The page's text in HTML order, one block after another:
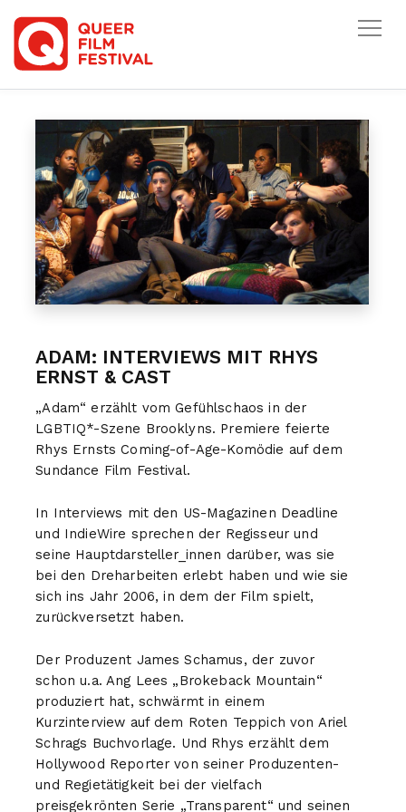
ADAM: INTERVIEWS MIT RHYS
ERNST & CAST
„Adam“ erzählt vom Gefühlschaos in der
LGBTIQ*-Szene Brooklyns. Premiere feierte
Rhys Ernsts Coming-of-Age-Komödie auf dem
Sundance Film Festival.
In Interviews mit den US-Magazinen Deadline
und IndieWire sprechen der Regisseur und
seine Hauptdarsteller_innen darüber, was sie
bei den Dreharbeiten erlebt haben und wie sie
sich ins Jahr 2006, in dem der Film spielt,
zurückversetzt haben.
Der Produzent James Schamus, der zuvor
schon u.a. Ang Lees „Brokeback Mountain“
produziert hat, schwärmt in einem
Kurzinterview auf dem Roten Teppich von Ariel
Schrags Buchvorlage. Und Rhys erzählt dem
Hollywood Reporter von seiner Produzenten-
und Regietätigkeit bei der vielfach
preisgekrönten Serie „Transparent“ und seinen